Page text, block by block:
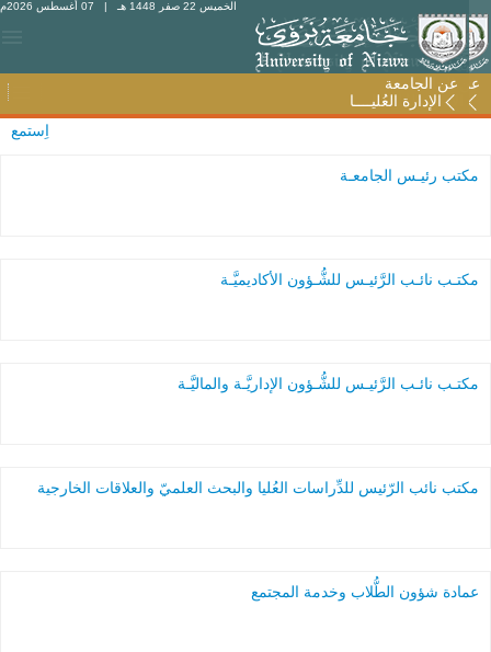
الخميس 22 صفر 1448 هـ | 07 أغسطس 2026م
عن الجامعة
الإدارة العُليــــا
عن الجامعة
الإدارة العُليــــا
اِستمع
مكتب رئيـس الجامعـة
مكتـب نائـب الرَّئيـس للشُّـؤون الأكاديميَّـة
مكتـب نائـب الرَّئيـس للشُّـؤون الإداريَّـة والماليَّـة
مكتب نائب الرّئيس للدِّراسات العُليا والبحث العلميّ والعلاقات الخارجية
عمادة شؤون الطُّلاب وخدمة المجتمع